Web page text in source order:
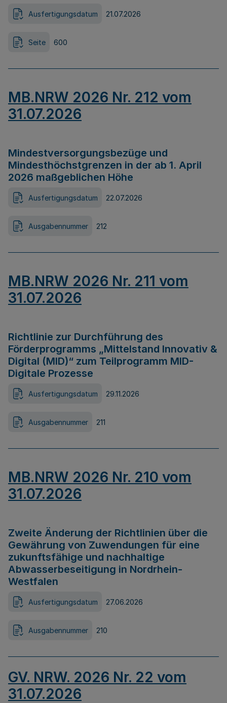
Ausfertigungsdatum 21.07.2026
Seite 600
MB.NRW 2026 Nr. 212 vom
31.07.2026
Mindestversorgungsbezüge und
Mindesthöchstgrenzen in der ab 1. April
2026 maßgeblichen Höhe
Ausfertigungsdatum 22.07.2026
Ausgabennummer 212
MB.NRW 2026 Nr. 211 vom
31.07.2026
Richtlinie zur Durchführung des
Förderprogramms „Mittelstand Innovativ &
Digital (MID)“ zum Teilprogramm MID-
Digitale Prozesse
Ausfertigungsdatum 29.11.2026
Ausgabennummer 211
MB.NRW 2026 Nr. 210 vom
31.07.2026
Zweite Änderung der Richtlinien über die
Gewährung von Zuwendungen für eine
zukunftsfähige und nachhaltige
Abwasserbeseitigung in Nordrhein-
Westfalen
Ausfertigungsdatum 27.06.2026
Ausgabennummer 210
GV. NRW. 2026 Nr. 22 vom
31.07.2026